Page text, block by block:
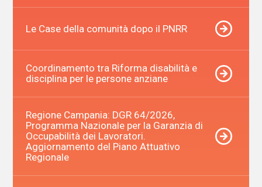
Le Case della comunità dopo il PNRR
Coordinamento tra Riforma disabilità e
disciplina per le persone anziane
Regione Campania: DGR 64/2026,
Programma Nazionale per la Garanzia di
Occupabilità dei Lavoratori.
Aggiornamento del Piano Attuativo
Regionale